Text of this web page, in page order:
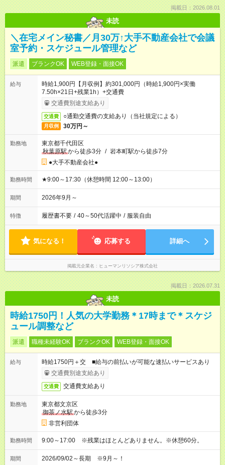
掲載日：2026.08.01
未読
＼在宅メイン秘書／月30万↑大手不動産会社で会議
室予約・スケジュール管理など
派遣 ブランクOK WEB登録・面接OK
給与
時給1,900円【月収例】約301,000円（時給1,900円×実働
7.50h×21日+残業1h）+交通費
交通費別途支給あり
交通費 ○通勤交通費の支給あり（当社規定による）
月収例 30万円～
勤務地
東京都千代田区
秋葉原駅から徒歩3分 / 岩本町駅から徒歩7分
●大手不動産会社●
勤務時間 ★9:00～17:30（休憩時間 12:00～13:00）
期間 2026年9月～
特徴 履歴書不要 / 40～50代活躍中 / 服装自由
気になる！ 応募する 詳細へ
掲載元企業名 ヒューマンリソシア株式会社
掲載日：2026.07.31
未読
時給1750円！人気の大学勤務＊17時まで＊スケジ
ュール調整など
派遣 職種未経験OK ブランクOK WEB登録・面接OK
給与
時給1750円＋交 ■給与の前払いが可能な速払いサービスあり
交通費別途支給あり
交通費 交通費支給あり
勤務地
東京都文京区
御茶ノ水駅から徒歩3分
非営利団体
勤務時間 9:00～17:00 ※残業はほとんどありません。※休憩60分。
期間 2026/09/02～長期 ※9月～！